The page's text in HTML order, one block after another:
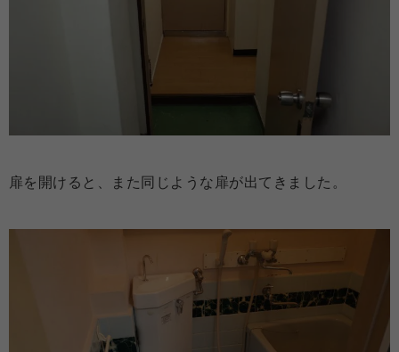
扉を開けると、また同じような扉が出てきました。